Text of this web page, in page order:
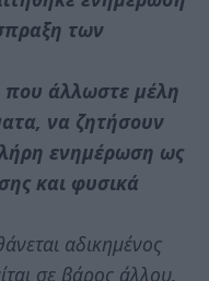
των
που άλλωστε μέλη
να ζητήσουν
ενημέρωση ως
και φυσικά
αδικημένος
σε βάρος άλλου.